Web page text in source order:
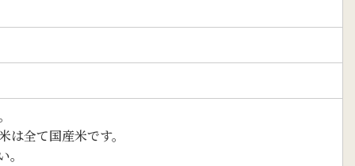
全て国産米です。